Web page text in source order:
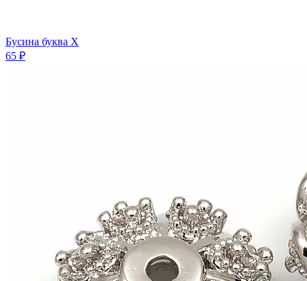
Бусина буква X
65 ₽